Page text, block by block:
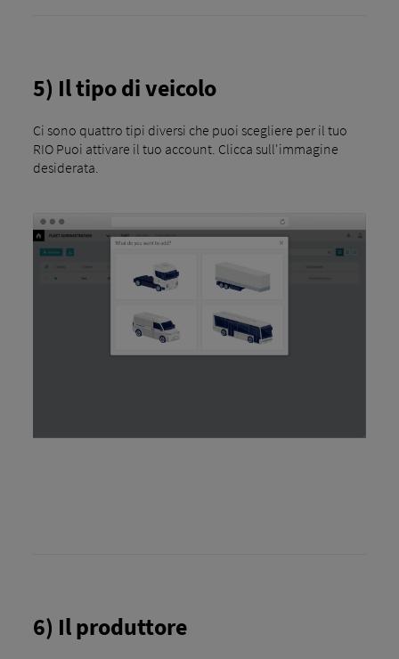
5) Il tipo di veicolo
Ci sono quattro tipi diversi che puoi scegliere per il tuo
RIO Puoi attivare il tuo account. Clicca sull'immagine
desiderata.
6) Il produttore